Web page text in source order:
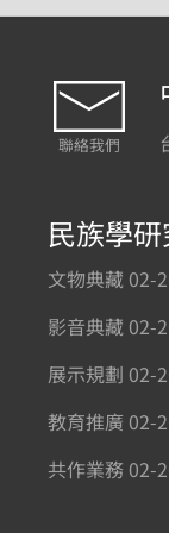
聯絡我們
民族學
文物典藏 02-
影音典藏 02-
展示規劃 02-
教育推廣 02-
共作業務 02-